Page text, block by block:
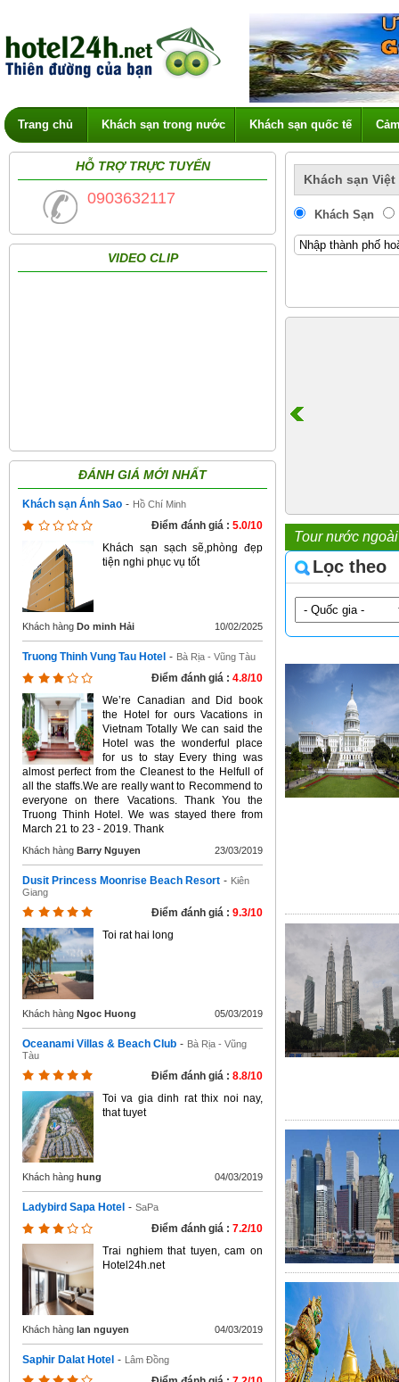
Trang chủ Khách sạn trong nước Khách sạn quốc tế
HỖ TRỢ TRỰC TUYẾN
0903632117
VIDEO CLIP
ĐÁNH GIÁ MỚI NHẤT
Khách sạn Ánh Sao - Hồ Chí Minh
Điểm đánh giá : 5.0/10
Khách sạn sạch sẽ,phòng đẹp
tiện nghi phục vụ tốt
Khách hàng Do minh Hải 10/02/2025
Truong Thinh Vung Tau Hotel - Bà Rịa - Vũng Tàu
Điểm đánh giá : 4.8/10
We’re Canadian and Did book
the Hotel for ours Vacations in
Vietnam Totally We can said the
Hotel was the wonderful place
for us to stay Every thing was
almost perfect from the Cleanest to the Helfull of
all the staffs.We are really want to Recommend to
everyone on there Vacations. Thank You the
Truong Thinh Hotel. We was stayed there from
March 21 to 23 - 2019. Thank
Khách hàng Barry Nguyen 23/03/2019
Dusit Princess Moonrise Beach Resort - Kiên
Giang
Điểm đánh giá : 9.3/10
Toi rat hai long
Khách hàng Ngoc Huong 05/03/2019
Oceanami Villas & Beach Club - Bà Rịa - Vũng
Tàu
Điểm đánh giá : 8.8/10
Toi va gia dinh rat thix noi nay,
that tuyet
Khách hàng hung 04/03/2019
Ladybird Sapa Hotel - SaPa
Điểm đánh giá : 7.2/10
Trai nghiem that tuyen, cam on
Hotel24h.net
Khách hàng lan nguyen 04/03/2019
Saphir Dalat Hotel - Lâm Đồng
Khách sạn Việt
Khách Sạn
Tour nước ngoài
Lọc theo